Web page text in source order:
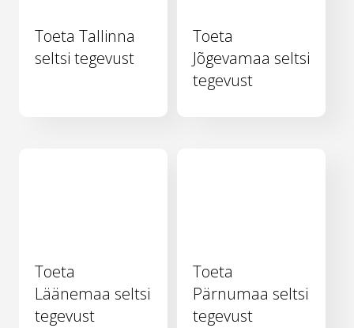
Toeta Tallinna
seltsi tegevust
Toeta
Jõgevamaa seltsi
tegevust
Toeta
Läänemaa seltsi
tegevust
Toeta
Pärnumaa seltsi
tegevust